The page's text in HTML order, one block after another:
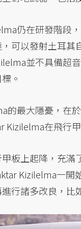
仍在研發階段
可以發射土耳
並不具備超
。
的最大隱憂，在
Kizilelma在飛行
板上起降，充滿
Kizilelma一
行諸多改良，比